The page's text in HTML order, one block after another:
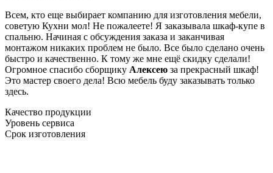
Всем, кто еще выбирает компанию для изготовления мебели,
советую Кухни мол! Не пожалеете! Я заказывала шкаф-купе в
спальню. Начиная с обсуждения заказа и заканчивая
монтажом никаких проблем не было. Все было сделано очень
быстро и качественно. К тому же мне ещё скидку сделали!
Огромное спасибо сборщику Алексею за прекрасный шкаф!
Это мастер своего дела! Всю мебель буду заказывать только
здесь.
Качество продукции
Уровень сервиса
Срок изготовления